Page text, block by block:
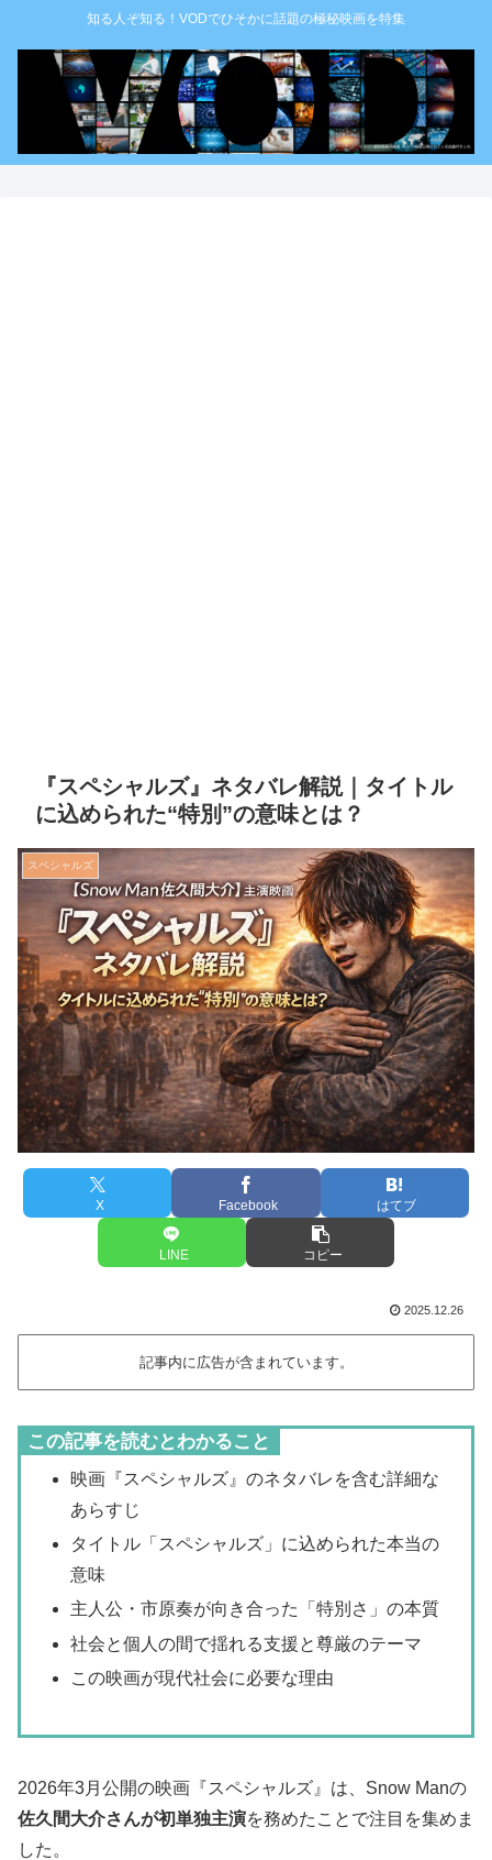
知る人ぞ知る！VODでひそかに話題の極秘映画を特集
『スペシャルズ』ネタバレ解説｜タイトル
に込められた“特別”の意味とは？
スペシャルズ
X Facebook はてブ
LINE コピー
2025.12.26
記事内に広告が含まれています。
この記事を読むとわかること
映画『スペシャルズ』のネタバレを含む詳細な
あらすじ
タイトル「スペシャルズ」に込められた本当の
意味
主人公・市原奏が向き合った「特別さ」の本質
社会と個人の間で揺れる支援と尊厳のテーマ
この映画が現代社会に必要な理由
2026年3月公開の映画『スペシャルズ』は、Snow Manの
佐久間大介さんが初単独主演を務めたことで注目を集めま
した。